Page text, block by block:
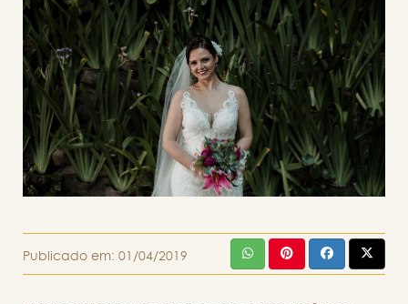
Publicado em: 01/04/2019